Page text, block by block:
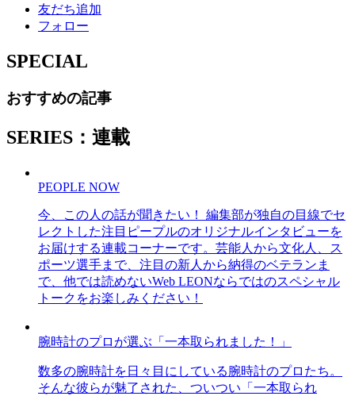
友だち追加
フォロー
SPECIAL
おすすめの記事
SERIES：連載
PEOPLE NOW
今、この人の話が聞きたい！ 編集部が独自の目線でセ
レクトした注目ピープルのオリジナルインタビューを
お届けする連載コーナーです。芸能人から文化人、ス
ポーツ選手まで、注目の新人から納得のベテランま
で、他では読めないWeb LEONならではのスペシャル
トークをお楽しみください！
腕時計のプロが選ぶ「一本取られました！」
数多の腕時計を日々目にしている腕時計のプロたち。
そんな彼らが魅了された、ついつい「一本取られ